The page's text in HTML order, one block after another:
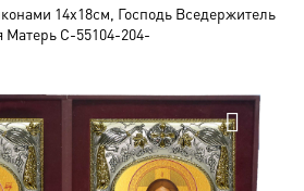
14х18см, Господь Вседержитель
C-55104-204-